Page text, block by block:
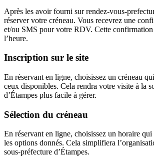
Après les avoir fourni sur rendez-vous-
réserver votre créneau. Vous recevrez une
et/ou SMS pour votre RDV. Cette
l’heure.
Inscription sur le site
En réservant en ligne, choisissez un créneau
ceux disponibles. Cela rendra votre visite à la
d’Étampes plus facile à gérer.
Sélection du créneau
En réservant en ligne, choisissez un horaire
les options donnés. Cela simplifiera
sous-préfecture d’Étampes.